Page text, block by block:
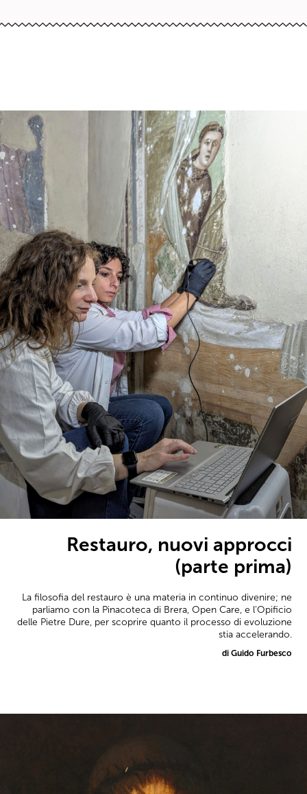
Restauro, nuovi approcci
(parte prima)
La filosofia del restauro è una materia in continuo divenire; ne
parliamo con la Pinacoteca di Brera, Open Care, e l'Opificio
delle Pietre Dure, per scoprire quanto il processo di evoluzione
stia accelerando.
di Guido Furbesco